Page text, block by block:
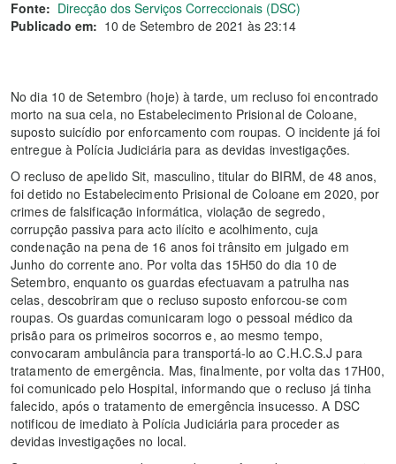
Fonte: Direcção dos Serviços Correccionais (DSC)
Publicado em: 10 de Setembro de 2021 às 23:14
No dia 10 de Setembro (hoje) à tarde, um recluso foi encontrado
morto na sua cela, no Estabelecimento Prisional de Coloane,
suposto suicídio por enforcamento com roupas. O incidente já foi
entregue à Polícia Judiciária para as devidas investigações.
O recluso de apelido Sit, masculino, titular do BIRM, de 48 anos,
foi detido no Estabelecimento Prisional de Coloane em 2020, por
crimes de falsificação informática, violação de segredo,
corrupção passiva para acto ilícito e acolhimento, cuja
condenação na pena de 16 anos foi trânsito em julgado em
Junho do corrente ano. Por volta das 15H50 do dia 10 de
Setembro, enquanto os guardas efectuavam a patrulha nas
celas, descobriram que o recluso suposto enforcou-se com
roupas. Os guardas comunicaram logo o pessoal médico da
prisão para os primeiros socorros e, ao mesmo tempo,
convocaram ambulância para transportá-lo ao C.H.C.S.J para
tratamento de emergência. Mas, finalmente, por volta das 17H00,
foi comunicado pelo Hospital, informando que o recluso já tinha
falecido, após o tratamento de emergência insucesso. A DSC
notificou de imediato à Polícia Judiciária para proceder as
devidas investigações no local.